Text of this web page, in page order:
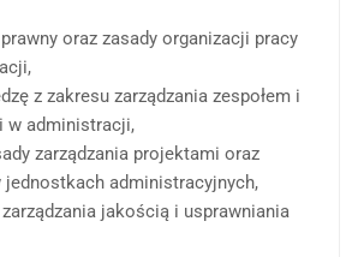
oraz zasady organizacji pracy
z zakresu zarządzania zespołem i
w administracji,
zarządzania projektami oraz
jednostkach administracyjnych,
jakością i usprawniania